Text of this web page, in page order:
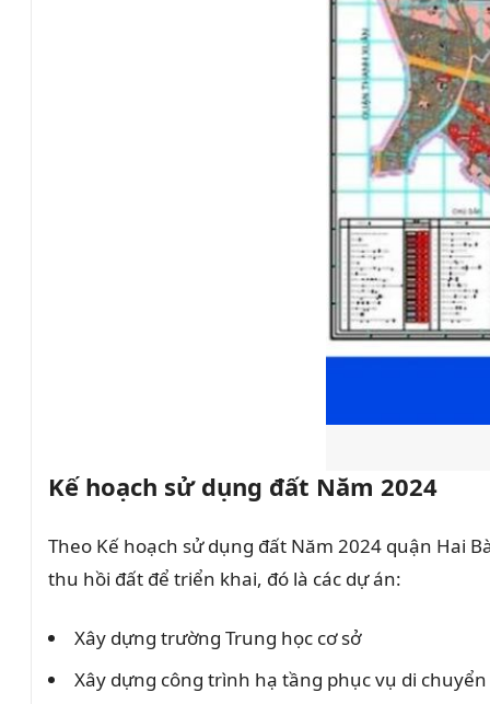
Kế hoạch sử dụng đất Năm 2024
Theo Kế hoạch sử dụng đất Năm 2024 quận Hai
thu hồi đất để triển khai, đó là các dự án:
Xây dựng trường Trung học cơ sở
Xây dựng công trình hạ tầng phục vụ di